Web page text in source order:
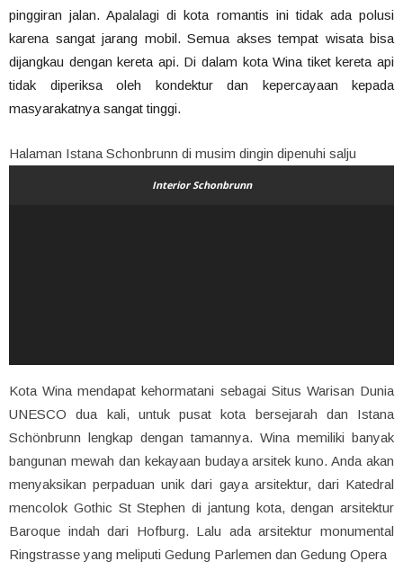
pinggiran jalan. Apalalagi di kota romantis ini tidak ada polusi
karena sangat jarang mobil. Semua akses tempat wisata bisa
dijangkau dengan kereta api. Di dalam kota Wina tiket kereta api
tidak diperiksa oleh kondektur dan kepercayaan kepada
masyarakatnya sangat tinggi.
Halaman Istana Schonbrunn di musim dingin dipenuhi salju
Interior Schonbrunn
Kota Wina mendapat kehormatani sebagai Situs Warisan Dunia
UNESCO dua kali, untuk pusat kota bersejarah dan Istana
Schönbrunn lengkap dengan tamannya. Wina memiliki banyak
bangunan mewah dan kekayaan budaya arsitek kuno. Anda akan
menyaksikan perpaduan unik dari gaya arsitektur, dari Katedral
mencolok Gothic St Stephen di jantung kota, dengan arsitektur
Baroque indah dari Hofburg. Lalu ada arsitektur monumental
Ringstrasse yang meliputi Gedung Parlemen dan Gedung Opera